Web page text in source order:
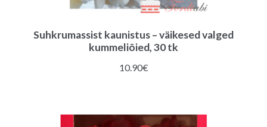
Suhkrumassist kaunistus – väikesed valged
kummeliõied, 30 tk
10.90€